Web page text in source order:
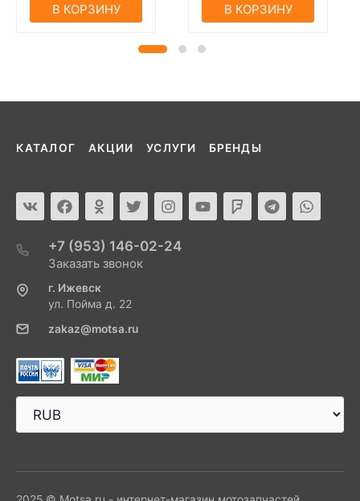
В КОРЗИНУ В КОРЗИНУ
КАТАЛОГ АКЦИИ УСЛУГИ БРЕНДЫ
+7 (953) 146-02-24
Заказать звонок
г. Ижевск
ул. Пойма д. 22
zakaz@motsa.ru